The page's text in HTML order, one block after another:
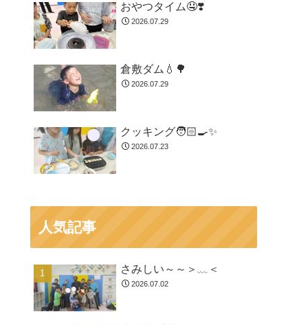
おやつタイム🤤❣️
2026.07.29
倉敷ダム💧🌳
2026.07.29
クッキング🧑🏻‍🍳✨
2026.07.23
人気記事
さみしい～～＞﹏＜
2026.07.02